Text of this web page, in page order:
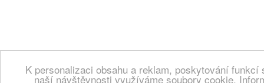
K personalizaci obsahu a reklam, poskytování
naší návštěvnosti využíváme soubory cookie.